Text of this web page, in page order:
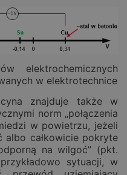
elektrochemicznych
w elektrotechnice
cyna znajduje także w
norm „połączenia
w powietrzu, jeżeli
albo całkowicie pokryte
na wilgoć” (pkt.
sytuacji, w